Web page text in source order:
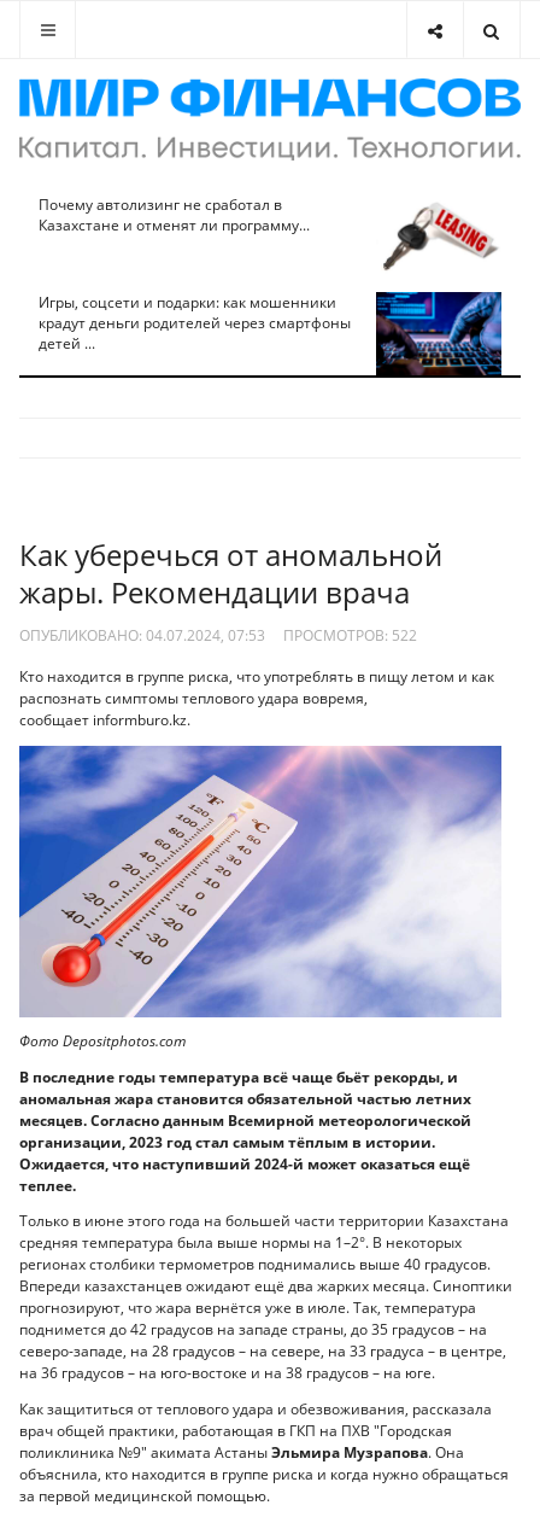
Почему автолизинг не сработал в
Казахстане и отменят ли программу...
Игры, соцсети и подарки: как мошенники
крадут деньги родителей через смартфоны
детей ...
Как уберечься от аномальной
жары. Рекомендации врача
ОПУБЛИКОВАНО: 04.07.2024, 07:53 ПРОСМОТРОВ: 522
Кто находится в группе риска, что употреблять в пищу летом и как
распознать симптомы теплового удара вовремя,
сообщает informburo.kz.
Фото Depositphotos.com
В последние годы температура всё чаще бьёт рекорды, и
аномальная жара становится обязательной частью летних
месяцев. Согласно данным Всемирной метеорологической
организации, 2023 год стал самым тёплым в истории.
Ожидается, что наступивший 2024-й может оказаться ещё
теплее.
Только в июне этого года на большей части территории Казахстана
средняя температура была выше нормы на 1–2°. В некоторых
регионах столбики термометров поднимались выше 40 градусов.
Впереди казахстанцев ожидают ещё два жарких месяца. Синоптики
прогнозируют, что жара вернётся уже в июле. Так, температура
поднимется до 42 градусов на западе страны, до 35 градусов – на
северо-западе, на 28 градусов – на севере, на 33 градуса – в центре,
на 36 градусов – на юго-востоке и на 38 градусов – на юге.
Как защититься от теплового удара и обезвоживания, рассказала
врач общей практики, работающая в ГКП на ПХВ "Городская
поликлиника №9" акимата АстаныЭльмира Музрапова. Она
объяснила, кто находится в группе риска и когда нужно обращаться
за первой медицинской помощью.